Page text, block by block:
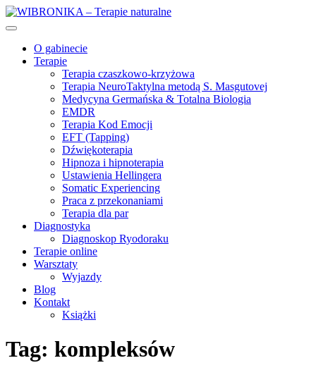
O gabinecie
Terapie
Terapia czaszkowo-krzyżowa
Terapia NeuroTaktylna metodą S. Masgutovej
Medycyna Germańska & Totalna Biologia
EMDR
Terapia Kod Emocji
EFT (Tapping)
Dźwiękoterapia
Hipnoza i hipnoterapia
Ustawienia Hellingera
Somatic Experiencing
Praca z przekonaniami
Terapia dla par
Diagnostyka
Diagnoskop Ryodoraku
Terapie online
Warsztaty
Wyjazdy
Blog
Kontakt
Książki
Tag: kompleksów